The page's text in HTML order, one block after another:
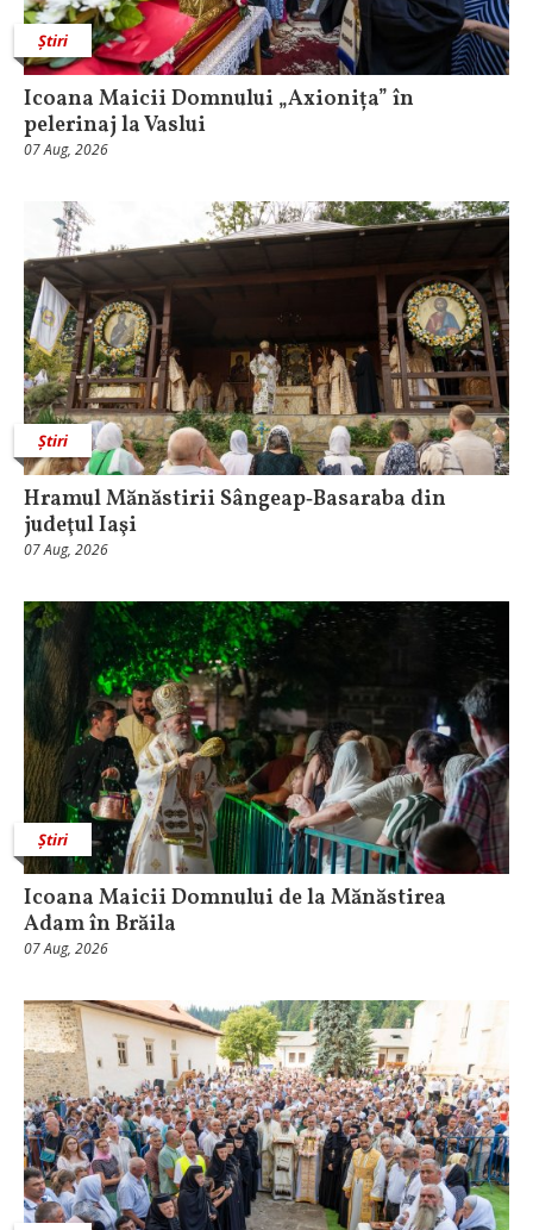
Știri
Icoana Maicii Domnului „Axionița” în
pelerinaj la Vaslui
07 Aug, 2026
Știri
Hramul Mănăstirii Sângeap‑Basaraba din
judeţul Iaşi
07 Aug, 2026
Știri
Icoana Maicii Domnului de la Mănăstirea
Adam în Brăila
07 Aug, 2026